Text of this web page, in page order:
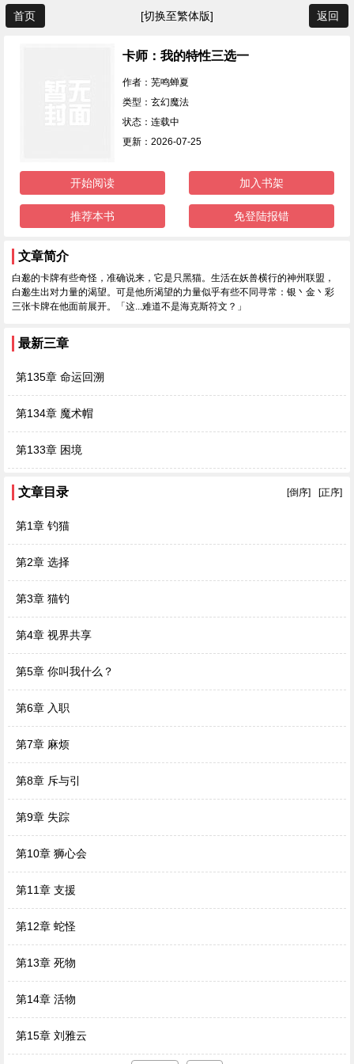
首页 [切换至繁体版] 返回
卡师：我的特性三选一
作者：芜鸣蝉夏
类型：玄幻魔法
状态：连载中
更新：2026-07-25
开始阅读 加入书架
推荐本书 免登陆报错
文章简介
白邈的卡牌有些奇怪，准确说来，它是只黑猫。生活在妖兽横行的神州联盟，
白邈生出对力量的渴望。可是他所渴望的力量似乎有些不同寻常：银丶金丶彩
三张卡牌在他面前展开。「这...难道不是海克斯符文？」
最新三章
第135章 命运回溯
第134章 魔术帽
第133章 困境
文章目录 [正序]
[倒序]
第1章 钓猫
第2章 选择
第3章 猫钓
第4章 视界共享
第5章 你叫我什么？
第6章 入职
第7章 麻烦
第8章 斥与引
第9章 失踪
第10章 狮心会
第11章 支援
第12章 蛇怪
第13章 死物
第14章 活物
第15章 刘雅云